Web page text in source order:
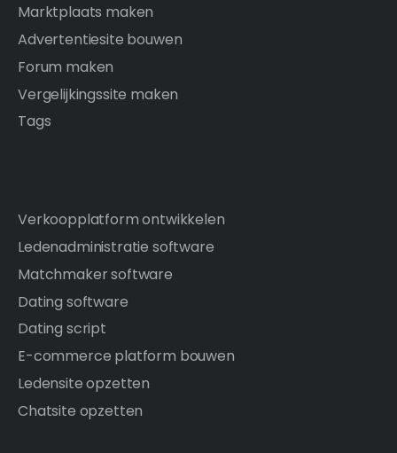
Marktplaats maken
Advertentiesite bouwen
Forum maken
Vergelijkingssite maken
Tags
Verkoopplatform ontwikkelen
Ledenadministratie software
Matchmaker software
Dating software
Dating script
E-commerce platform bouwen
Ledensite opzetten
Chatsite opzetten